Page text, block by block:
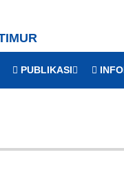
PUBLIKASI